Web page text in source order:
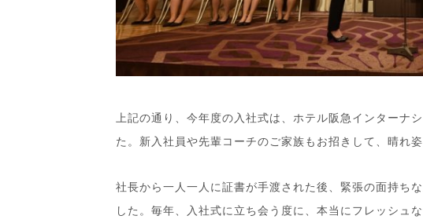
上記の通り、今年度の入社式は、ホテル阪急インターナ
た。新入社員や先輩コーチのご家族もお招きして、晴れ姿
社長から一人一人に証書が手渡された後、緊張の面持ち
した。毎年、入社式に立ち会う度に、本当にフレッシュ